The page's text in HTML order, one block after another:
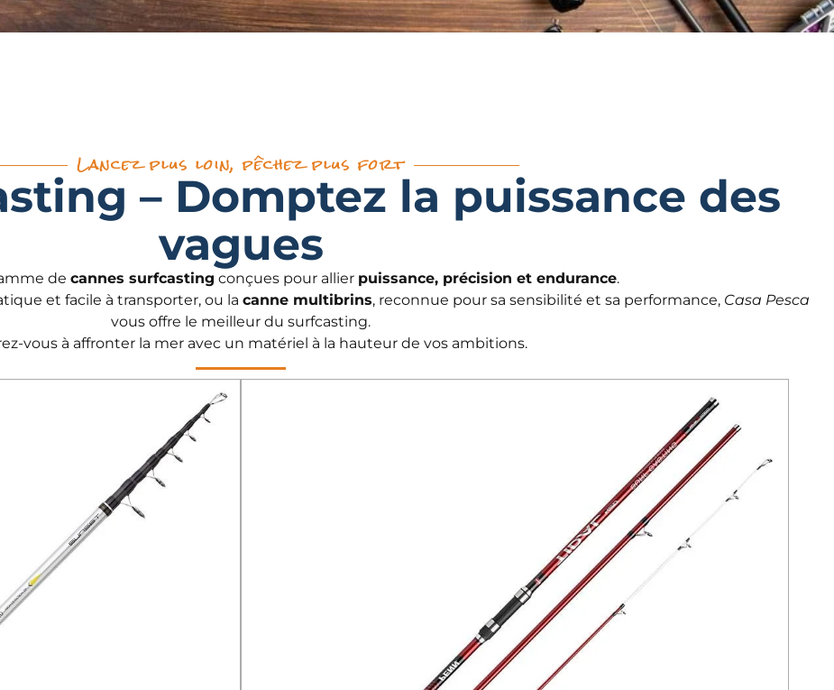
Lancez plus loin, pêchez plus fort
– Domptez la puissance des
vagues
decannes surfcasting conçues pour allier puissance, précision et endurance.
et facile à transporter, ou la canne multibrins, reconnue pour sa sensibilité et sa performance, Casa Pesca
vous offre le meilleur du surfcasting.
vous à affronter la mer avec un matériel à la hauteur de vos ambitions.